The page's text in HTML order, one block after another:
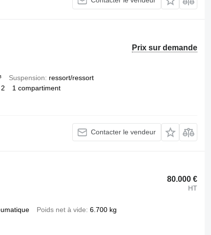
Prix sur demande
Suspension
ressort/ressort
2 1 compartiment
Contacter le vendeur
80.000 €
HT
Poids net à vide 6.700 kg